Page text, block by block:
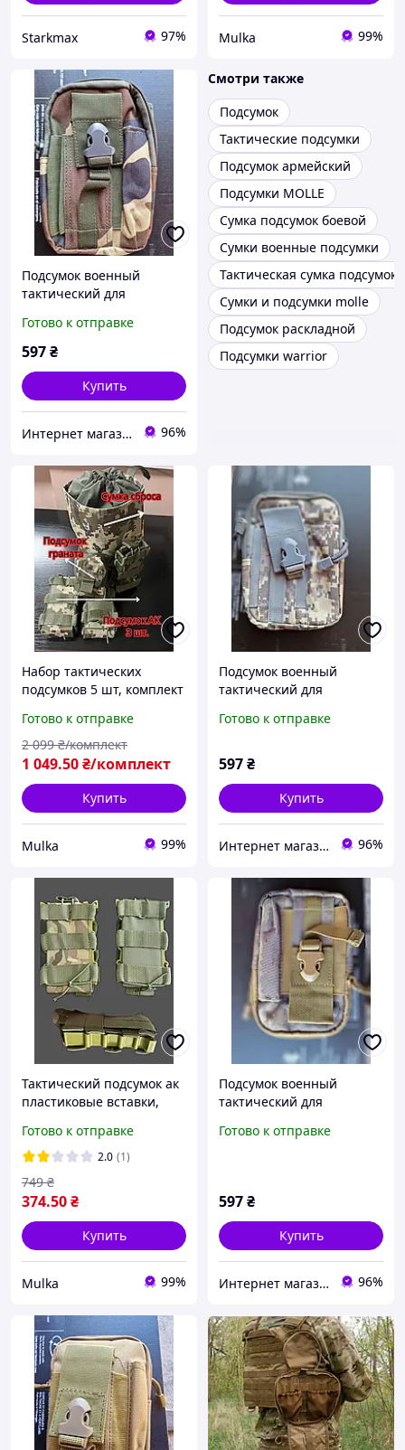
Starkmax 97% Mulka 99%
Подсумок военный
тактический для
moro
Готово к отправке
597₴
Купить
Интернет магазин Постелюшка (Домашний текстиль, сумки, товары для дома и отдыха) 96%
Смотри также
Подсумок
Тактические подсумки
Подсумок армейский
Подсумки MOLLE
Сумка подсумок боевой
Сумки военные подсумки
Тактическая сумка подсумок
Сумки и подсумки molle
Подсумок раскладной
Подсумки warrior
Набор тактических
подсумков 5 шт, комплект
подсумки тактические
пиксель, мультикам,
олива Vc5f8u
Готово к отправке
1 049.50₴/комплект
2 099 ₴/комплект
Купить
Mulka 99%
Подсумок военный
тактический для
пиксель
Готово к отправке
597₴
Купить
Интернет магазин Постелюшка (Домашний текстиль, сумки, товары для дома и отдыха) 96%
Тактический подсумок ак
пластиковые вставки,
кордура, военные
подсумок ак 47, ак 74
Vc5f8u
Готово к отправке
2.0 (1)
374.50₴
749 ₴
Купить
Mulka 99%
Подсумок военный
тактический для
комуфляж
Готово к отправке
597₴
Купить
Интернет магазин Постелюшка (Домашний текстиль, сумки, товары для дома и отдыха) 96%